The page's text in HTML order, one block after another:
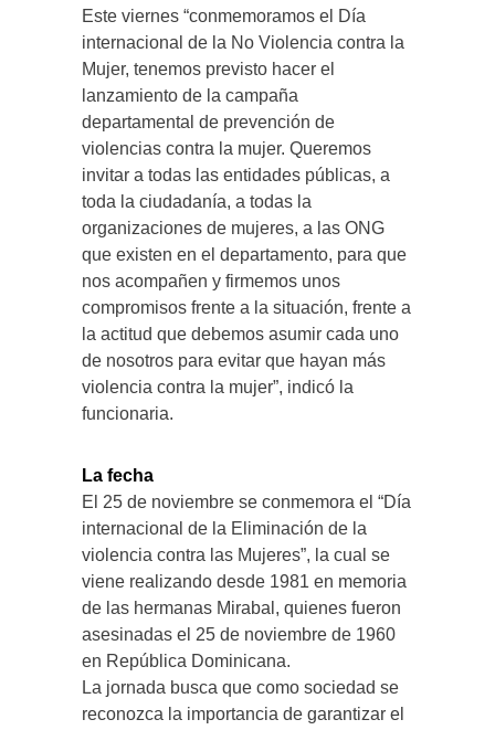
Este viernes “conmemoramos el Día
internacional de la No Violencia contra la
Mujer, tenemos previsto hacer el
lanzamiento de la campaña
departamental de prevención de
violencias contra la mujer. Queremos
invitar a todas las entidades públicas, a
toda la ciudadanía, a todas la
organizaciones de mujeres, a las ONG
que existen en el departamento, para que
nos acompañen y firmemos unos
compromisos frente a la situación, frente a
la actitud que debemos asumir cada uno
de nosotros para evitar que hayan más
violencia contra la mujer”, indicó la
funcionaria.
La fecha
El 25 de noviembre se conmemora el “Día
internacional de la Eliminación de la
violencia contra las Mujeres”, la cual se
viene realizando desde 1981 en memoria
de las hermanas Mirabal, quienes fueron
asesinadas el 25 de noviembre de 1960
en República Dominicana.
La jornada busca que como sociedad se
reconozca la importancia de garantizar el